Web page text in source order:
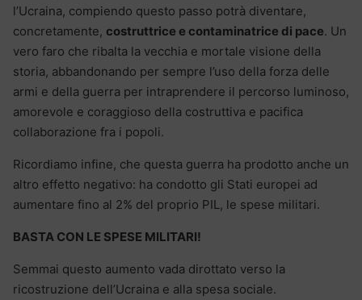
l’Ucraina, compiendo questo passo potrà diventare,
concretamente, costruttrice e contaminatrice di pace. Un
vero faro che ribalta la vecchia e mortale visione della
storia, abbandonando per sempre l’uso della forza delle
armi e della guerra per intraprendere il percorso luminoso,
amorevole e coraggioso della costruttiva e pacifica
collaborazione fra i popoli.
Ricordiamo infine, che questa guerra ha prodotto anche un
altro effetto negativo: ha condotto gli Stati europei ad
aumentare fino al 2% del proprio PIL, le spese militari.
BASTA CON LE SPESE MILITARI!
Semmai questo aumento vada dirottato verso la
ricostruzione dell’Ucraina e alla spesa sociale.